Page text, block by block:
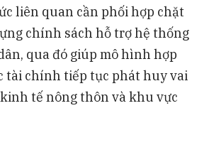
liên quan cần phối hợp chặt
chính sách hỗ trợ hệ thống
qua đó giúp mô hình hợp
tài chính tiếp tục phát huy vai
tế nông thôn và khu vực